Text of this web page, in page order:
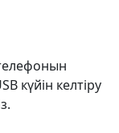
күйін келтіру